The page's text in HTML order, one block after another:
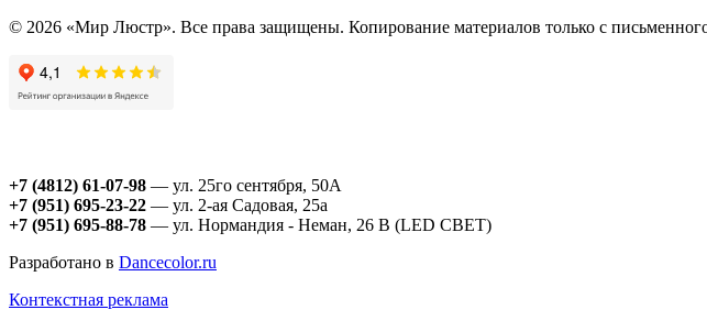
© 2026 «Мир Люстр». Все права защищены. Копирование материалов только с
+7 (4812) 61-07-98 — ул. 25го сентября, 50А
+7 (951) 695-23-22 — ул. 2-ая Садовая, 25а
+7 (951) 695-88-78 — ул. Нормандия - Неман, 26 В (LED СВЕТ)
Разработано в Dancecolor.ru
Контекстная реклама